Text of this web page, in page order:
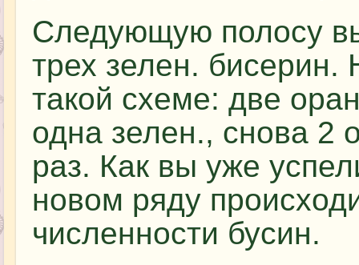
Следующую полосу
трех зелен. бисерин.
такой схеме: две
одна зелен., снова 2
раз. Как вы уже
новом ряду
численности бусин.